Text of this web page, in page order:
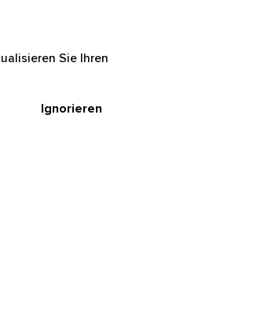
Sie Ihren
Ignorieren